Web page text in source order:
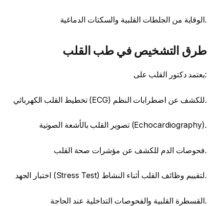
الوقاية من الجلطات القلبية والسكتات الدماغية.
طرق التشخيص في طب القلب
يعتمد دكتور القلب على:
تخطيط القلب الكهربائي (ECG) للكشف عن اضطرابات النظم.
تصوير القلب بالأشعة الصوتية (Echocardiography).
فحوصات الدم للكشف عن مؤشرات صحة القلب.
اختبار الجهد (Stress Test) لتقييم وظائف القلب أثناء النشاط.
القسطرة القلبية والفحوصات التداخلية عند الحاجة.